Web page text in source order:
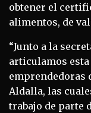
obtener el
alimentos, de
“Junto a la
articulamos
emprendedoras
Aldalla, las
trabajo de parte